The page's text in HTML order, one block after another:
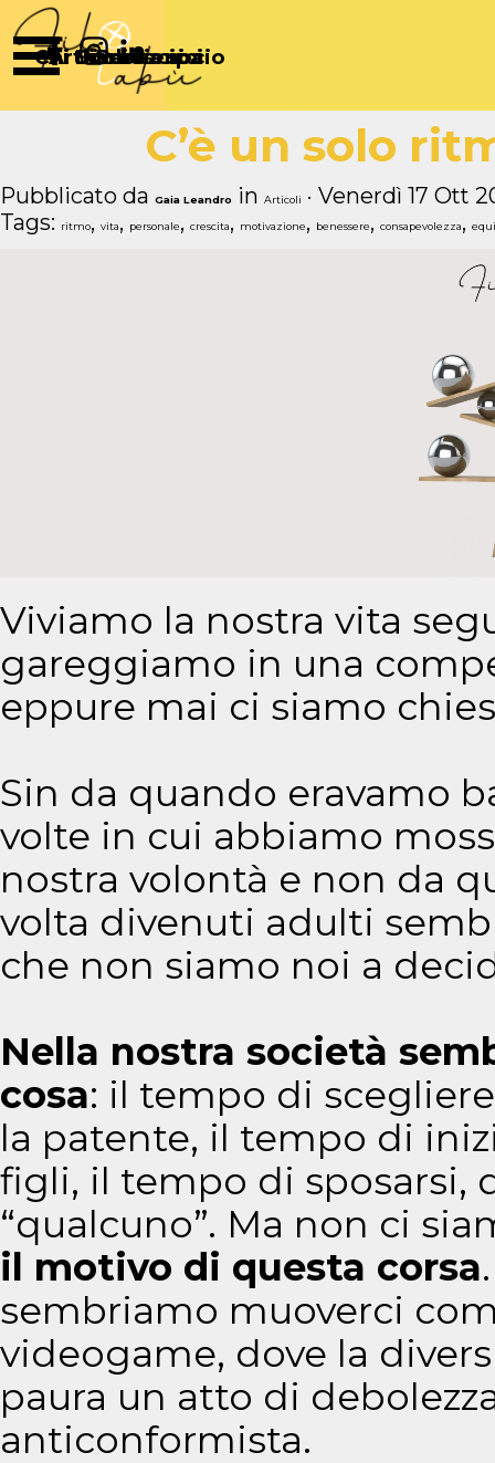
Vai ai contenuti
Salta menù
Chi Siamo
ArticoliPartecipa
Sostienici
Diventa socio
C’è un solo
Pubblicato da Gaia Leandro in Articoli
· Venerdì 17 Ott
Tags:
ritmo, vita, personale, crescita, motivazione, benessere, consapevolezza,
Viviamo la nostra vita
gareggiamo in una
eppure mai ci siamo
Sin da quando eravamo
volte in cui abbiamo
nostra volontà e non da
volta divenuti adulti
che non siamo noi a
Nella nostra società
cosa: il tempo di
la patente, il tempo di
figli, il tempo di sposarsi,
“qualcuno”. Ma non ci
il motivo di questa corsa
sembriamo muoverci
videogame, dove la
paura un atto di
anticonformista.